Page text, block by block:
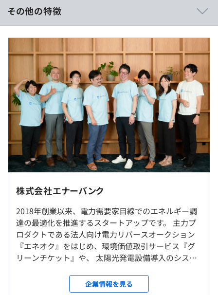
限りサーバーレス構成を取り入れることで、インフラ整備
の作業を極力少なくし、コア機能の開発に集中できる環境
づくりを意識しています。
・技術選定や設計の裁量は開発チームにあります。新しい
技術の導入もチャレンジできます。
・展示会にはエンジニアも含めて全社員で参加します。お
客様との会話の中で新しい気づきや発見があり、それを素
早くプロダクトに実装できます。
■エネオク
他社の入札価格が見える状態で、需要家様の再エネ電力
化・電気料金最適化を支援するリバースオークション型の
サービスです。
PC（本人の希望に応じてMac or Widnows）とディスプレ
イ1台を支給いたします。
チケット駆動開発、ドメイン駆動設計
・重要な打ち合わせを除いて、原則リモート勤務を推奨し
ています。地方からの応募も歓迎です。
・日本橋（本社）や青山一丁目、虎ノ門にシェアオフィス
を契約しているため、必要に応じて出勤していただきま
す。
・転勤はありません。
年棒制：800万〜1200万（固定残業代を含む）
※経験・能力を考慮の上、当社規定により決定いたしま
す。
月額給与 667,000~1,000,000円
うち固定残業代30時間含む133,400～200,000円
（※ 想定年収 は年収提示額を保証するものではありません）
フルフレックス：月平均所定労働時間150h
平均残業時間：平均20時間／月
・完全週休2日制（土・日）
・リフレッシュ休暇（3日）
その他の特徴
株式会社エナーバンク
2018年創業以来、電力需要家目線でのエネルギー調
達の最適化を推進するスタートアップです。 主力プ
ロダクトである法人向け電力リバースオークション
『エネオク』をはじめ、環境価値取引サービス『グ
リーンチケット』や、 太陽光発電設備導入のシステ
テクノロジーとコンサルティングを組み合わせた独
企業情報を見る